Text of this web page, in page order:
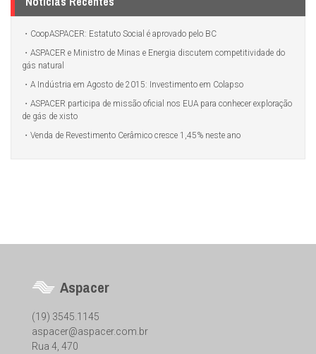
CoopASPACER: Estatuto Social é aprovado pelo BC
ASPACER e Ministro de Minas e Energia discutem competitividade do
gás natural
A Indústria em Agosto de 2015: Investimento em Colapso
ASPACER participa de missão oficial nos EUA para conhecer exploração
de gás de xisto
Venda de Revestimento Cerâmico cresce 1,45% neste ano
Aspacer
(19) 3545.1145
aspacer@aspacer.com.br
Rua 4, 470